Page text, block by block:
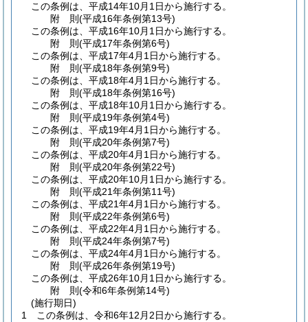
この条例は、平成14年10月1日から施行する。
附 則(平成16年条例第13号)
この条例は、平成16年10月1日から施行する。
附 則(平成17年条例第6号)
この条例は、平成17年4月1日から施行する。
附 則(平成18年条例第9号)
この条例は、平成18年4月1日から施行する。
附 則(平成18年条例第16号)
この条例は、平成18年10月1日から施行する。
附 則(平成19年条例第4号)
この条例は、平成19年4月1日から施行する。
附 則(平成20年条例第7号)
この条例は、平成20年4月1日から施行する。
附 則(平成20年条例第22号)
この条例は、平成20年10月1日から施行する。
附 則(平成21年条例第11号)
この条例は、平成21年4月1日から施行する。
附 則(平成22年条例第6号)
この条例は、平成22年4月1日から施行する。
附 則(平成24年条例第7号)
この条例は、平成24年4月1日から施行する。
附 則(平成26年条例第19号)
この条例は、平成26年10月1日から施行する。
附 則(令和6年条例第14号)
(施行期日)
1
この条例は、令和6年12月2日から施行する。